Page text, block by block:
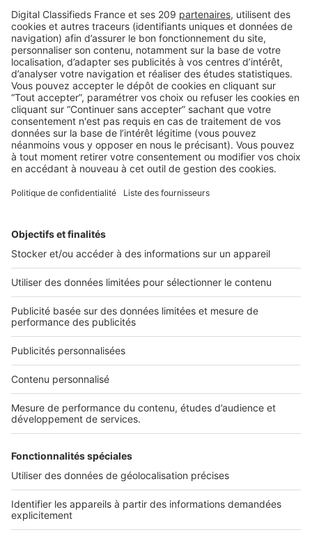
BUSINESS
Boost Social Immo : la solution pour
piloter et amplifier la visibilité de vos
annonces sur les réseaux sociaux
SeLoger lance aujourd’hui Boost Social Immo, un outil qui
vous donne la possibilité de mettre en avant ...
2 rue des Italiens 75009 Paris
01 53 38 80 00
Nos solutions pro
Actualités pro
Nous contacter